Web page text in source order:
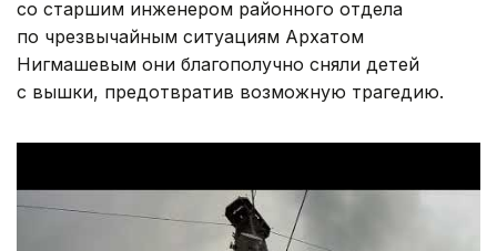
со старшим инженером районного отдела
по чрезвычайным ситуациям Архатом
Нигмашевым они благополучно сняли детей
с вышки, предотвратив возможную трагедию.